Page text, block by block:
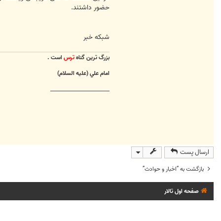
حضور داشتند.
شبكه خبر
بزرگ ترين گناهترس است .
امام علي (عليه السلام)
________________________
ارسال پست
بازگشت به “اخبار و حوادث”
صفحه اول تالار